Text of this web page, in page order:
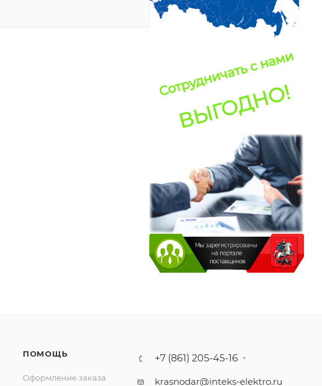
ПОМОЩЬ
Оформление заказа
+7 (861) 205-45-16
krasnodar@inteks-elektro.ru